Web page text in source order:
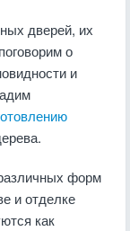
дверей, их
о
и
форм
и отделке
как